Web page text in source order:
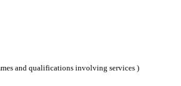
and qualifications involving services )